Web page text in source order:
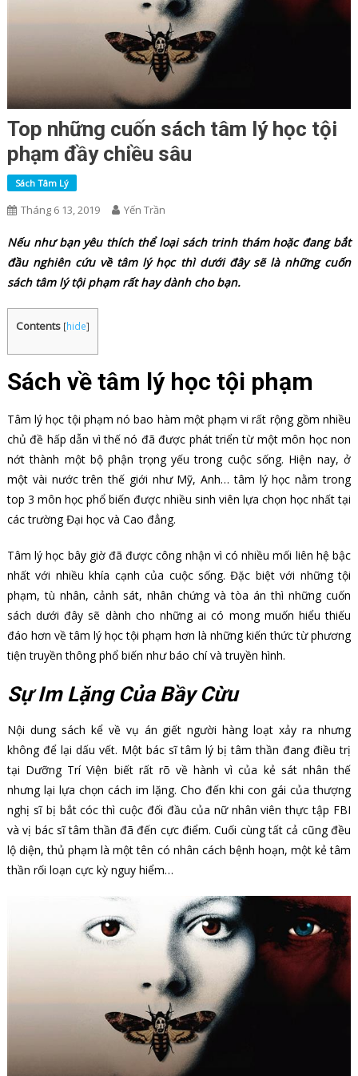
Top những cuốn sách tâm lý học tội
phạm đầy chiều sâu
Sách Tâm Lý
Tháng 6 13, 2019 Yến Trần
Nếu như bạn yêu thích thể loại sách trinh thám hoặc đang bắt
đầu nghiên cứu về tâm lý học thì dưới đây sẽ là những cuốn
sách tâm lý tội phạm rất hay dành cho bạn.
Contents [hide]
Sách về tâm lý học tội phạm
Tâm lý học tội phạm nó bao hàm một phạm vi rất rộng gồm nhiều
chủ đề hấp dẫn vì thế nó đã được phát triển từ một môn học non
nớt thành một bộ phận trọng yếu trong cuộc sống. Hiện nay, ở
một vài nước trên thế giới như Mỹ, Anh… tâm lý học nằm trong
top 3 môn học phổ biến được nhiều sinh viên lựa chọn học nhất tại
các trường Đại học và Cao đẳng.
Tâm lý học bây giờ đã được công nhận vì có nhiều mối liên hệ bậc
nhất với nhiều khía cạnh của cuộc sống. Đặc biệt với những tội
phạm, tù nhân, cảnh sát, nhân chứng và tòa án thì những cuốn
sách dưới đây sẽ dành cho những ai có mong muốn hiểu thiếu
đáo hơn về tâm lý học tội phạm hơn là những kiến thức từ phương
tiện truyền thông phổ biến như báo chí và truyền hình.
Sự Im Lặng Của Bầy Cừu
Nội dung sách kể về vụ án giết người hàng loạt xảy ra nhưng
không để lại dấu vết. Một bác sĩ tâm lý bị tâm thần đang điều trị
tại Dưỡng Trí Viện biết rất rõ về hành vì của kẻ sát nhân thế
nhưng lại lựa chọn cách im lặng. Cho đến khi con gái của thượng
nghị sĩ bị bắt cóc thì cuộc đối đầu của nữ nhân viên thực tập FBI
và vị bác sĩ tâm thần đã đến cực điểm. Cuối cùng tất cả cũng đều
lộ diện, thủ phạm là một tên có nhân cách bệnh hoạn, một kẻ tâm
thần rối loạn cực kỳ nguy hiểm…